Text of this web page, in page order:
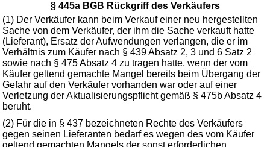
§ 445a BGB Rückgriff des Verkäufers
(1) Der Verkäufer kann beim Verkauf einer neu hergestellten
Sache von dem Verkäufer, der ihm die Sache verkauft hatte
(Lieferant), Ersatz der Aufwendungen verlangen, die er im
Verhältnis zum Käufer nach § 439 Absatz 2, 3 und 6 Satz 2
sowie nach § 475 Absatz 4 zu tragen hatte, wenn der vom
Käufer geltend gemachte Mangel bereits beim Übergang der
Gefahr auf den Verkäufer vorhanden war oder auf einer
Verletzung der Aktualisierungspflicht gemäß § 475b Absatz 4
beruht.
(2) Für die in § 437 bezeichneten Rechte des Verkäufers
gegen seinen Lieferanten bedarf es wegen des vom Käufer
geltend gemachten Mangels der sonst erforderlichen